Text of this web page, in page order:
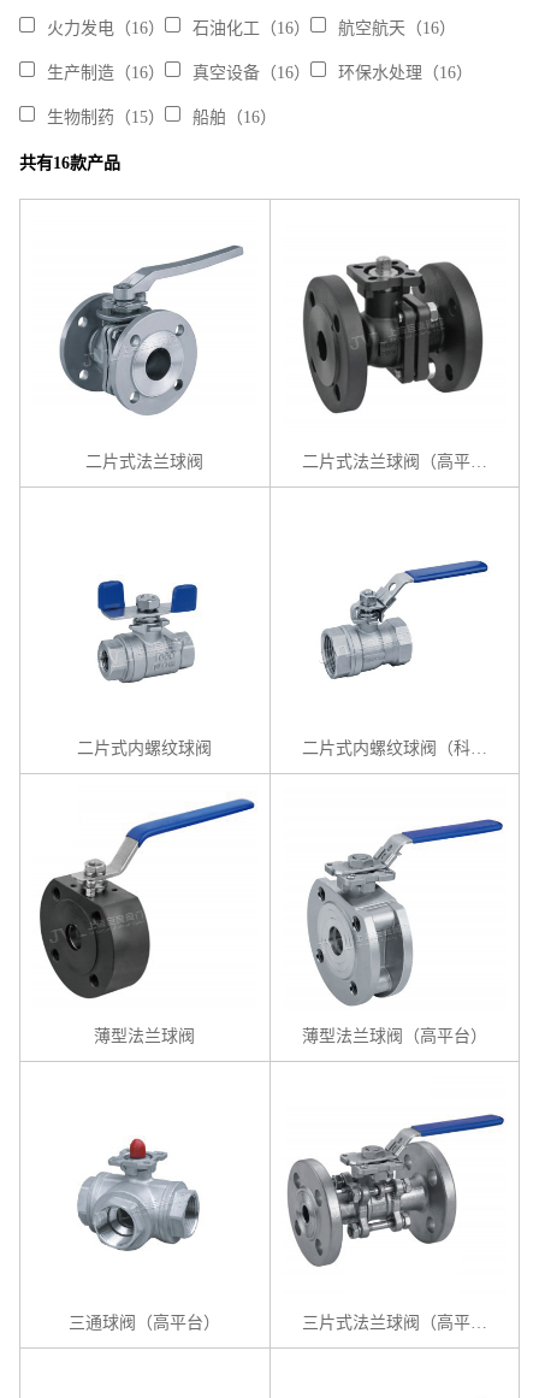
火力发电（16） 石油化工（16） 航空航天（16）
生产制造（16） 真空设备（16） 环保水处理（16）
生物制药（15） 船舶（16）
共有16款产品
二片式法兰球阀 二片式法兰球阀（高平台）
二片式内螺纹球阀 二片式内螺纹球阀（科技型）
薄型法兰球阀 薄型法兰球阀（高平台）
三通球阀（高平台） 三片式法兰球阀（高平台）